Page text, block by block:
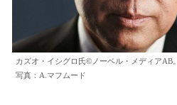
カズオ・イシグロ氏©ノーベル・メディアAB。
写真：A.マフムード